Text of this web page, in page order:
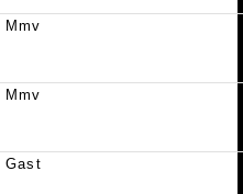
Mmv
Mmv
Gast